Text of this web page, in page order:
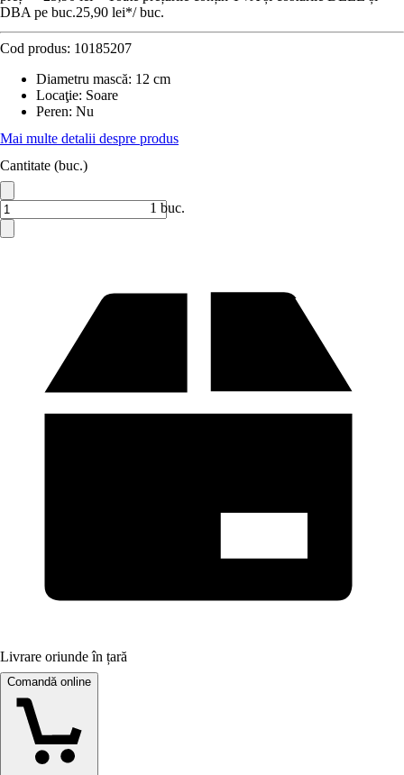
DBA pe buc.25,90 lei*/ buc.
Cod produs: 10185207
Diametru mască: 12 cm
Locaţie: Soare
Peren: Nu
Mai multe detalii despre produs
Cantitate (buc.)
1 buc.
Livrare oriunde în țară
Comandă online